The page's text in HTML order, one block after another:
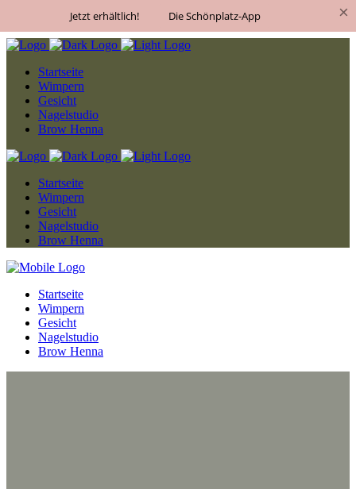
Jetzt erhältlich! Die Schönplatz-App ×
Startseite
Wimpern
Gesicht
Nagelstudio
Brow Henna
Startseite
Wimpern
Gesicht
Nagelstudio
Brow Henna
Startseite
Wimpern
Gesicht
Nagelstudio
Brow Henna